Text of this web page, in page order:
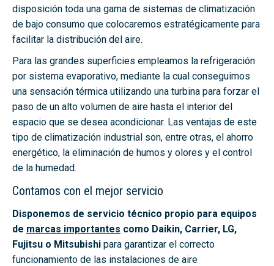
disposición toda una gama de sistemas de climatización
de bajo consumo que colocaremos estratégicamente para
facilitar la distribución del aire.
Para las grandes superficies empleamos la refrigeración
por sistema evaporativo, mediante la cual conseguimos
una sensación térmica utilizando una turbina para forzar el
paso de un alto volumen de aire hasta el interior del
espacio que se desea acondicionar. Las ventajas de este
tipo de climatización industrial son, entre otras, el ahorro
energético, la eliminación de humos y olores y el control
de la humedad.
Contamos con el mejor servicio
Disponemos de servicio técnico propio para equipos
de marcas importantes como Daikin, Carrier, LG,
Fujitsu o Mitsubishi para garantizar el correcto
funcionamiento de las instalaciones de aire